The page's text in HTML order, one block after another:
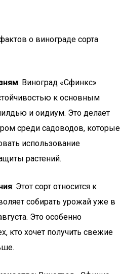
о винограде сорта
: Виноград «Сфинкс»
к основным
и оидиум. Это делает
среди садоводов, которые
использование
растений.
: Этот сорт относится к
собирать урожай уже в
Это особенно
кто хочет получить свежие